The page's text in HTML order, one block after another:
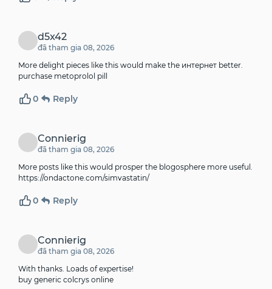
d5x42
đã tham gia 08, 2026
More delight pieces like this would make the интернет better.
purchase metoprolol pill
0 Reply
Connierig
đã tham gia 08, 2026
More posts like this would prosper the blogosphere more useful.
https://ondactone.com/simvastatin/
0 Reply
Connierig
đã tham gia 08, 2026
With thanks. Loads of expertise!
buy generic colcrys online